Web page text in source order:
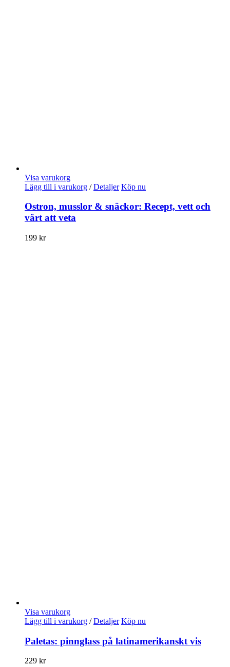
Visa varukorg
Lägg till i varukorg / Detaljer Köp nu
Ostron, musslor & snäckor: Recept, vett och
värt att veta
199 kr
Visa varukorg
Lägg till i varukorg / Detaljer Köp nu
Paletas: pinnglass på latinamerikanskt vis
229 kr